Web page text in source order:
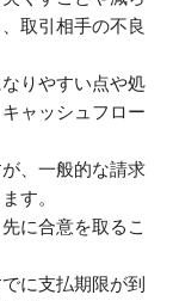
取引相手の不良
りやすい点や処
ャッシュフロー
、一般的な請求
す。
に合意を取るこ
に支払期限が到